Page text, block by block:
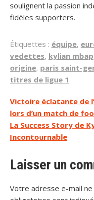
soulignent la passion
fidèles supporters.
Étiquettes : équipe,
vedettes, kylian
origine, paris saint-
titres de ligue 1
Navigation
de
l’article
Victoire éclatante de
lors d’un match de
La Success Story de
Incontournable
Laisser un
Votre adresse e-mail